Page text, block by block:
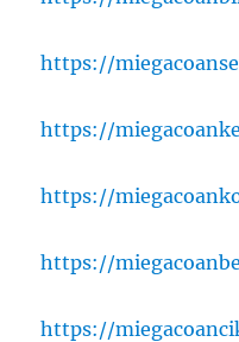
https://
https://
https://
https://
https://